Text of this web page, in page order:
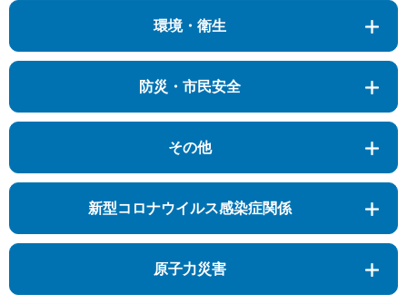
環境・衛生
防災・市民安全
その他
新型コロナウイルス感染症関係
原子力災害